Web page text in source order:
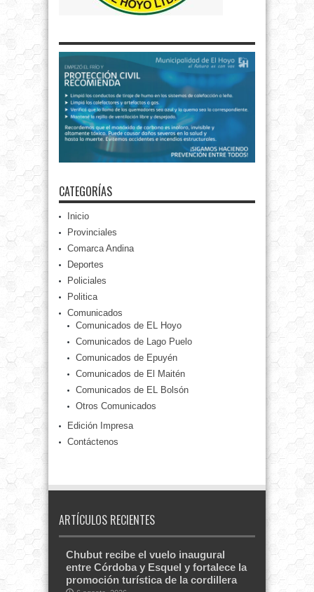
CATEGORÍAS
Inicio
Provinciales
Comarca Andina
Deportes
Policiales
Politica
Comunicados
Comunicados de EL Hoyo
Comunicados de Lago Puelo
Comunicados de Epuyén
Comunicados de El Maitén
Comunicados de EL Bolsón
Otros Comunicados
Edición Impresa
Contáctenos
ARTÍCULOS RECIENTES
Chubut recibe el vuelo inaugural
entre Córdoba y Esquel y fortalece la
promoción turística de la cordillera